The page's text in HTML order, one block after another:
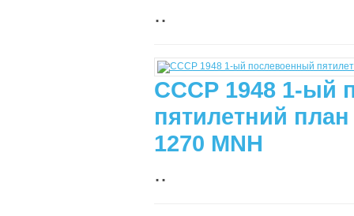
..
СССР 1948 1-ый
пятилетний
1270 MNH
..